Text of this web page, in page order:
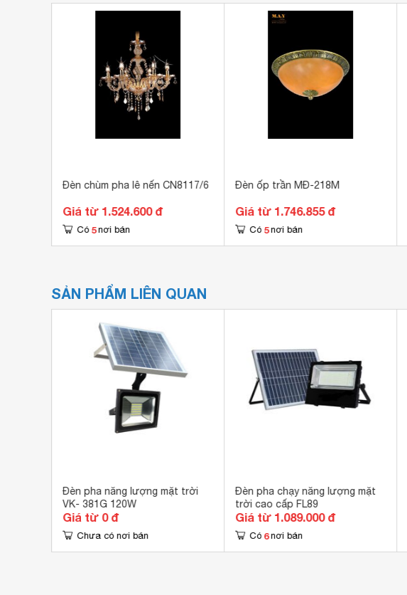
Đèn chùm pha lê nến CN8117/6
Giá từ 1.524.600 đ
Có 5 nơi bán
Đèn ốp trần MĐ-218M
Giá từ 1.746.855 đ
Có 5 nơi bán
SẢN PHẨM LIÊN QUAN
Đèn pha năng lượng mặt trời
VK- 381G 120W
Giá từ 0 đ
Chưa có nơi bán
Đèn pha chạy năng lượng mặt
trời cao cấp FL89
Giá từ 1.089.000 đ
Có 6 nơi bán